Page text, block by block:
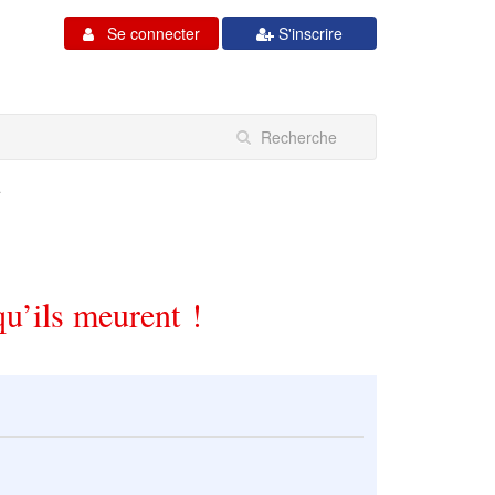
S'inscrire
Se connecter
meurent !